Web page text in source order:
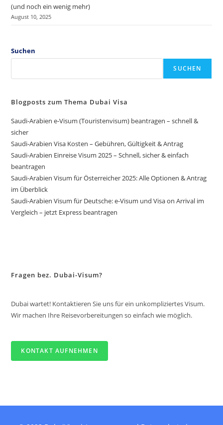
(und noch ein wenig mehr)
August 10, 2025
Suchen
SUCHEN
Blogposts zum Thema Dubai Visa
Saudi-Arabien e-Visum (Touristenvisum) beantragen – schnell &
sicher
Saudi-Arabien Visa Kosten – Gebühren, Gültigkeit & Antrag
Saudi-Arabien Einreise Visum 2025 – Schnell, sicher & einfach
beantragen
Saudi-Arabien Visum für Österreicher 2025: Alle Optionen & Antrag
im Überblick
Saudi-Arabien Visum für Deutsche: e-Visum und Visa on Arrival im
Vergleich – jetzt Express beantragen
Fragen bez. Dubai-Visum?
Dubai wartet! Kontaktieren Sie uns für ein unkompliziertes Visum.
Wir machen Ihre Reisevorbereitungen so einfach wie möglich.
KONTAKT AUFNEHMEN